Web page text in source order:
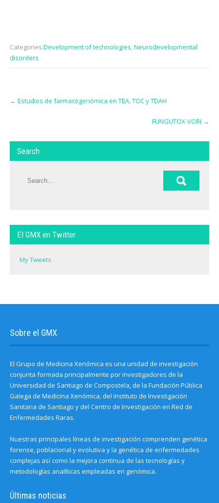
Categories:Development of technologies,Neurodevelopmental
disorders
navigation
← Estudios de farmacogenómica en TEA, TOC y TDAH
FUNGUTOX-VORI →
Search
El GMX en Twitter
My Tweets
Sobre el GMX
El Grupo de Medicina Xenómica es una unidad de investigación
conjunta formada principalmente por investigadores de la
Universidad de Santiago de Compostela, de la Fundación Pública
Galega de Medicina Xenómica, del Instituto de Investigación
Sanitaria de Santiago y del Centro de Investigación en Red de
Enfermedades Raras.
Nuestras principales líneas de investigación comprenden genética
forense, poblacional y evolutiva y la genética de enfermedades
complejas así como la mejora continua de las tecnologías y
metodologías analíticas empleadas en genómica.
Últimas noticias